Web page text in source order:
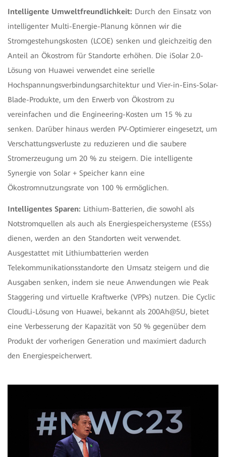
Intelligente Umweltfreundlichkeit: Durch den Einsatz von
intelligenter Multi-Energie-Planung können wir die
Stromgestehungskosten (LCOE) senken und gleichzeitig den
Anteil an Ökostrom für Standorte erhöhen. Die iSolar 2.0-
Lösung von Huawei verwendet eine serielle
Hochspannungsverbindungsarchitektur und Vier-in-Eins-Solar-
Blade-Produkte, um den Erwerb von Ökostrom zu
vereinfachen und die Engineering-Kosten um 15 % zu
senken. Darüber hinaus werden PV-Optimierer eingesetzt, um
Verschattungsverluste zu reduzieren und die saubere
Stromerzeugung um 20 % zu steigern. Die intelligente
Synergie von Solar + Speicher kann eine
Ökostromnutzungsrate von 100 % ermöglichen.
Intelligentes Sparen: Lithium-Batterien, die sowohl als
Notstromquellen als auch als Energiespeichersysteme (ESSs)
dienen, werden an den Standorten weit verwendet.
Ausgestattet mit Lithiumbatterien werden
Telekommunikationsstandorte den Umsatz steigern und die
Ausgaben senken, indem sie neue Anwendungen wie Peak
Staggering und virtuelle Kraftwerke (VPPs) nutzen. Die Cyclic
CloudLi-Lösung von Huawei, bekannt als 200Ah@5U, bietet
eine Verbesserung der Kapazität von 50 % gegenüber dem
Produkt der vorherigen Generation und maximiert dadurch
den Energiespeicherwert.